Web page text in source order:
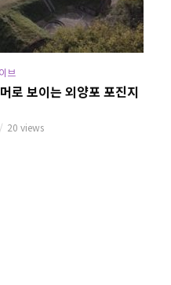
브
로 보이는 외양포 포진지
20 views